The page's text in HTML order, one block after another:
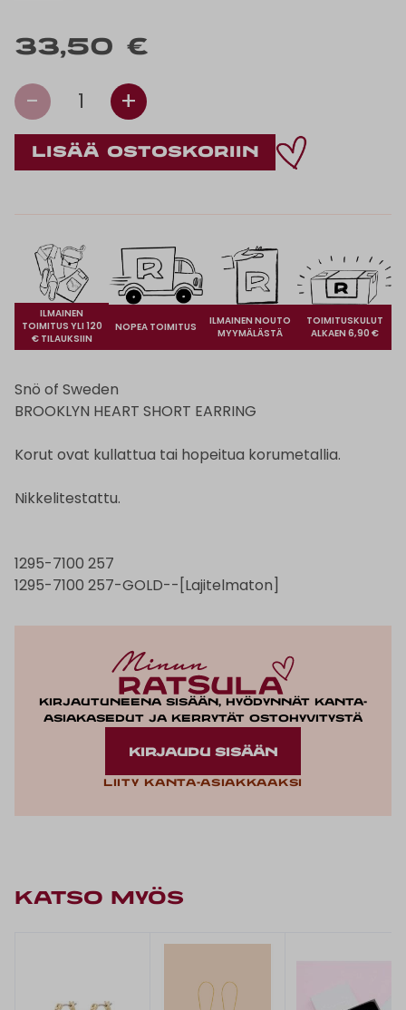
33,50 €
- 1 +
ILMAINEN
TOIMITUS YLI 120
€ TILAUKSIIN
NOPEA TOIMITUS
ILMAINEN NOUTO
MYYMÄLÄSTÄ
TOIMITUSKULUT
ALKAEN 6,90 €
Snö of Sweden
BROOKLYN HEART SHORT EARRING
Korut ovat kullattua tai hopeitua korumetallia.
Nikkelitestattu.
1295-7100 257
1295-7100 257-GOLD--[Lajitelmaton]
Kirjautuneena sisään, hyödynnät kanta-
asiakasedut ja kerrytät ostohyvitystä
KIRJAUDU SISÄÄN
Liity kanta-asiakkaaksi
KATSO MYÖS